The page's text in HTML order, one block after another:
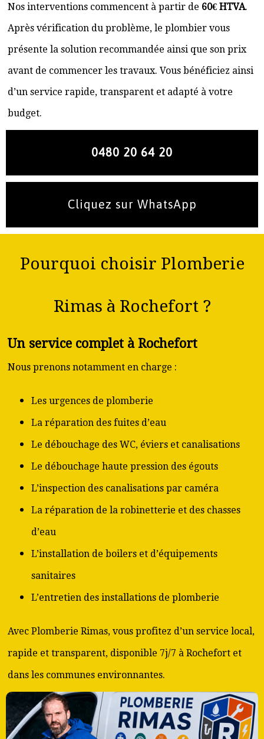
Nos interventions commencent à partir de 60€ HTVA.
Après vérification du problème, le plombier vous
présente la solution recommandée ainsi que son prix
avant de commencer les travaux. Vous bénéficiez ainsi
d’un service rapide, transparent et adapté à votre
budget.
0480 20 64 20
Cliquez sur WhatsApp
Pourquoi choisir Plomberie
Rimas à Rochefort ?
Un service complet à Rochefort
Nous prenons notamment en charge :
Les urgences de plomberie
La réparation des fuites d’eau
Le débouchage des WC, éviers et canalisations
Le débouchage haute pression des égouts
L’inspection des canalisations par caméra
La réparation de la robinetterie et des chasses
d’eau
L’installation de boilers et d’équipements
sanitaires
L’entretien des installations de plomberie
Avec Plomberie Rimas, vous profitez d’un service local,
rapide et transparent, disponible 7j/7 à Rochefort et
dans les communes environnantes.